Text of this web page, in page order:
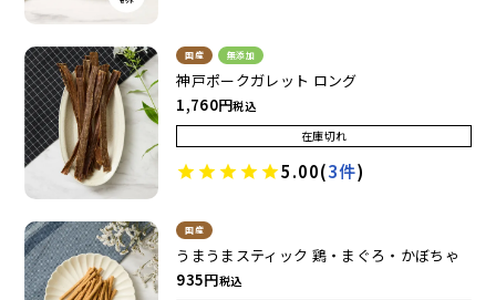
国産 無添加
神戸ポークガレット ロング
1,760
税込
在庫切れ
5.00(3件)
国産
うまうまスティック 鶏・まぐろ・かぼちゃ
935
税込